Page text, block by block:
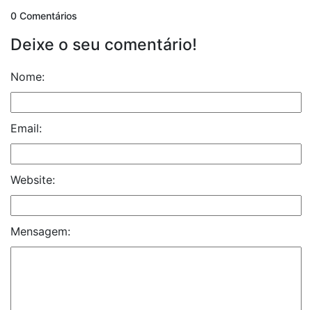
0 Comentários
Deixe o seu comentário!
Nome:
Email:
Website:
Mensagem: